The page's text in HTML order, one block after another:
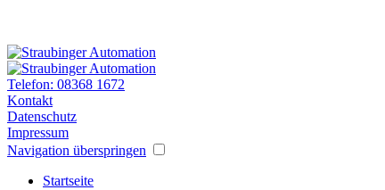
Telefon: 08368 1672
Kontakt
Datenschutz
Impressum
Navigation überspringen
Startseite